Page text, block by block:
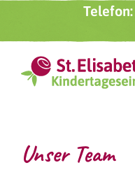
springen
Unser Team